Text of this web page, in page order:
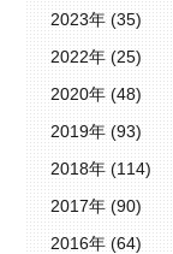
2023年 (35)
2022年 (25)
2020年 (48)
2019年 (93)
2018年 (114)
2017年 (90)
2016年 (64)